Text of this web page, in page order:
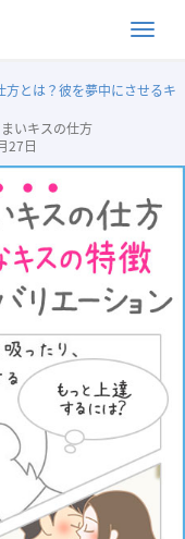
方とは？彼を夢中にさせるキ
まいキスの仕方
27日